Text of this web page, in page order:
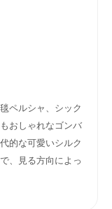
ペルシャ、シック
おしゃれなゴンバ
的な可愛いシルク
、見る方向によっ